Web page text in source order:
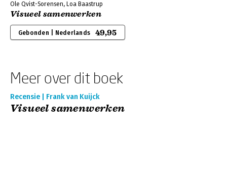
Ole Qvist-Sorensen, Loa Baastrup
Visueel samenwerken
Gebonden | Nederlands 49,95
Meer over dit boek
Recensie | Frank van Kuijck
Visueel samenwerken